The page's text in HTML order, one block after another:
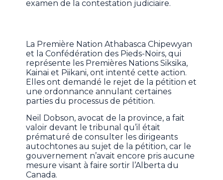
examen de la contestation judiciaire.
La Première Nation Athabasca Chipewyan
et la Confédération des Pieds-Noirs, qui
représente les Premières Nations Siksika,
Kainai et Piikani, ont intenté cette action.
Elles ont demandé le rejet de la pétition et
une ordonnance annulant certaines
parties du processus de pétition.
Neil Dobson, avocat de la province, a fait
valoir devant le tribunal qu’il était
prématuré de consulter les dirigeants
autochtones au sujet de la pétition, car le
gouvernement n’avait encore pris aucune
mesure visant à faire sortir l’Alberta du
Canada.